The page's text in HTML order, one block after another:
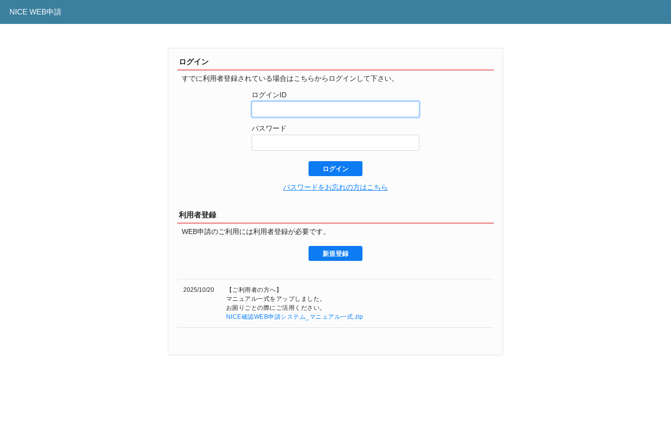
NICE WEB申請
ログイン
すでに利用者登録されている場合はこちらからログインして下さい。
ログインID
パスワード
ログイン
パスワードをお忘れの方はこちら
利用者登録
WEB申請のご利用には利用者登録が必要です。
新規登録
2025/10/20
【ご利用者の方へ】
マニュアル一式をアップしました。
お困りごとの際にご活用ください。
NICE確認WEB申請システム_マニュアル一式.zip